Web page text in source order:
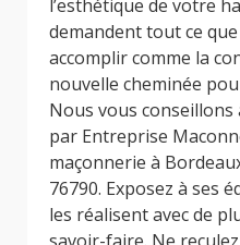
l’esthétique de votre
demandent tout ce
accomplir comme la
nouvelle cheminée
Nous vous
par Entreprise
maçonnerie à
76790. Exposez à ses
les réalisent avec de